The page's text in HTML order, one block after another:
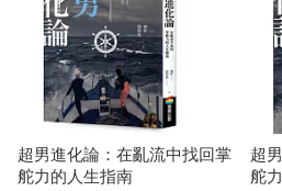
作者 (可複選)
劉軒、詹斯敦著(2)
超男進化論：在亂流中找回掌
舵力的人生指南
超
舵